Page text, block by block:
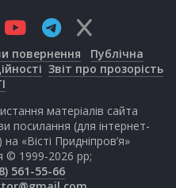
повернення
Публічна
Звіт про прозорість
матеріалів сайта
посилання (для інтернет-
«Вісті Придніпров’я»
© 1999-2026 рр;
561-55-66